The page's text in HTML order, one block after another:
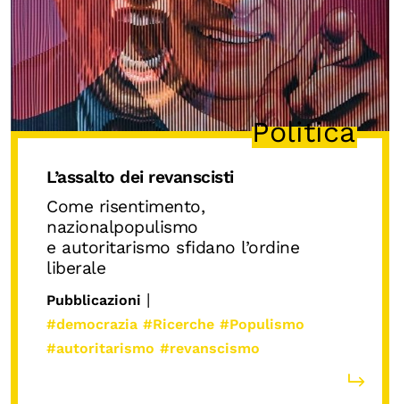
Biblioteca
Mostre digitali
I CONTENUTI
Osservatori di ricerca
Progetti Nazionali
Progetti Internazionali
Pubblicazioni
Storie di Resistenza, ottant’anni dopo
Calendario civile
Elezioni dal mondo
Politica
L’assalto dei revanscisti
Come risentimento,
nazionalpopulismo
e autoritarismo sfidano l’ordine
liberale
Pubblicazioni |
#democrazia #Ricerche #Populismo
#autoritarismo #revanscismo